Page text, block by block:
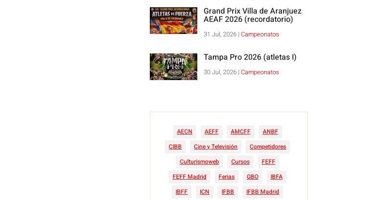
Grand Prix Villa de Aranjuez
AEAF 2026 (recordatorio)
31 Jul, 2026| Campeonatos
Tampa Pro 2026 (atletas I)
30 Jul, 2026| Campeonatos
AECN AEFF AMCFF
ANBF
CIBB
Cine y Televisión
Competidores
Culturismoweb
Cursos
FEFF
FEFF Madrid
Ferias GBO
IBFA
IBFF
ICN IFBB
IFBB Madrid